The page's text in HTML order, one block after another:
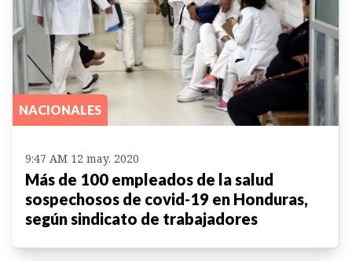
NACIONALES
9:47 AM 12 may. 2020
Más de 100 empleados de la salud
sospechosos de covid-19 en Honduras,
según sindicato de trabajadores